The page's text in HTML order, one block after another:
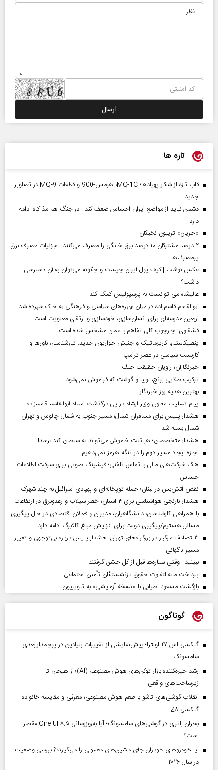
تازه ها
قاب تازه از شکار پهپادها؛ MQ-1C، هرمس-900 و قطعات MQ-9 در تصاویر
جدید
دشمن نباید از مواضع ایران احساس ضعف کند | در جنگ هم مذاکره ادامه
دارد
«جریان» تریبون نخبگان
۲ درصد مشترکان ۱۰ درصد برق خانگی را مصرف می‌کنند | جزئیات مصرف برق
پرمصرف‌ها
عکس نوشت | کیف پول ایران چیست و چگونه می‌توان به آن دسترسی
داشت؟
عالیشاه می توانست به پرسپولیس کمک کند
ابوالقاسم قاسم‌زاده در میان چهره‌های سیاسی و فرهنگی به خاک سپرده شد
اربعین مدرسه‌ای برای انسان‌سازی، خودسازی و ارتقای معنویت است
قشقاوی: چارچوب کلی تفاهم با عمان مشخص شده است
پنطیکاستی، کاریزماتیک و جنبش حواریون جدید: تبارشناسی، باور‌ها و
کاربست سیاسی در عصر ترامپ
خبرنگاران؛ راویان حقیقت جنگ
ترکیب طلایی برنج، لوبیا و گوشت که فراموش نمی‌شود
بهترین هدیه روز خبرنگار
پیام تسلیت معاون وزیر ارشاد در پی درگذشت استاد ابوالقاسم قاسم‌زاده
هشدار پلیس برای مسافران شمال؛ مسیر جنوب به شمال چالوس و تهران–
شمال بسته شد
هشدار متخصصان؛ هپاتیت خاموش می‌تواند به سرطان کبد برسد!
اجازه ایجاد مسیر دوم را در تنگه هرمز نمی‌دهیم
هک شرکت‌های مالی با تماس تلفنی؛ فیشینگ صوتی برای سرقت اطلاعات
حساس
نقض آتش‌بس در لبنان؛ حمله توپخانه‌ای و پهپادی اسرائیل به چند شهرک
هشدار نارنجی هواشناسی برای ۴ استان؛ خطر سیلاب و رعدوبرق در ارتفاعات
با همراهی کارشناسان، دانشگاهیان، مدیران و فعالان اقتصادی در حال پیگیری
مسائل هستیم/پیگیری دولت برای افزایش مبلغ کالابرگ ادامه دارد
۳ تصادف مرگبار در بزرگراه‌های تهران؛ هشدار پلیس درباره بی‌توجهی و تغییر
مسیر ناگهانی
ببینید | وقتی ستاره‌ها قبل از گل جشن گرفتند!
پرداخت مابه‌التفاوت حقوق بازنشستگان تأمین اجتماعی
بازگشت مسعود اطیابی با «نسخهٔ آزمایشی» به تلویزیون
گوناگون
گلکسی اس ۲۷ اولترا؛ پیش‌نمایشی از تغییرات بنیادین در پرچمدار بعدی
سامسونگ
رشد خیره‌کننده بازار توکن‌های هوش مصنوعی (AI)؛ از هیجان تا
زیرساخت‌های واقعی
انقلاب گوشی‌های تاشو‌ با طعم هوش مصنوعی؛ معرفی و مقایسه خانواده
گلکسی Z۸
بحران باتری در گوشی‌های سامسونگ؛ آیا به‌روزرسانی One UI ۸.۵ مقصر
است؟
آیا خودروهای خودران جای ماشین‌های معمولی را می‌گیرند؟ بررسی وضعیت
در سال ۲۰۲۶